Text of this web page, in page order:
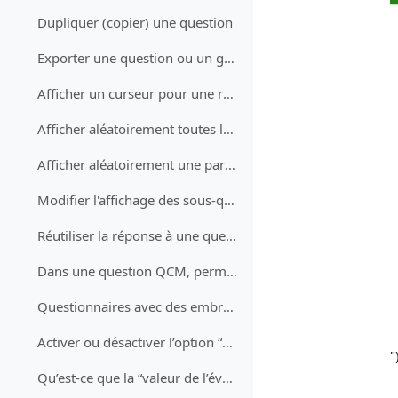
Dupliquer (copier) une question
Exporter une question ou un groupe de questions
Afficher un curseur pour une réponse numérique
Afficher aléatoirement toutes les questions d'un groupe
Afficher aléatoirement une partie d'un groupe de questions
Modifier l'affichage des sous-questions
Réutiliser la réponse à une question dans une question ultérieure
Dans une question QCM, permettre à l’utilisateur de préciser la réponse "Autre"
Questionnaires avec des embranchements
Activer ou désactiver l’option “pas de réponse”
Qu’est-ce que la “valeur de l’évaluation” ?